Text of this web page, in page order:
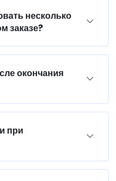
несколько
заказе?
окончания
при